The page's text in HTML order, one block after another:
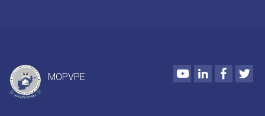
MOPVPE
YoutubeLinkedIn